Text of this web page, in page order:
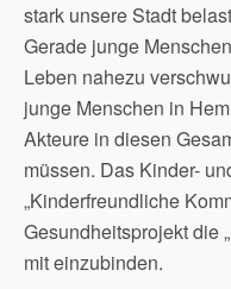
stark unsere Stadt
Gerade junge
Leben nahezu
junge Menschen in
Akteure in diesen
müssen. Das Kinder-
„Kinderfreundliche
Gesundheitsprojekt die
mit einzubinden.